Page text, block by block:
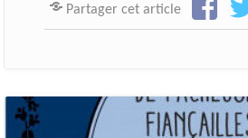
Partager cet article